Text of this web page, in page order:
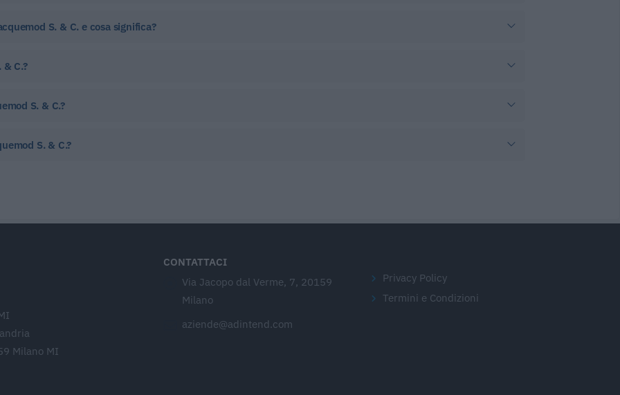
S. & C. e cosa significa?
& C.?
S. & C.?
S. & C.?
Milano MI
CONTATTACI
Via Jacopo dal Verme, 7, 20159
Milano
aziende@adintend.com
Privacy Policy
Termini e Condizioni